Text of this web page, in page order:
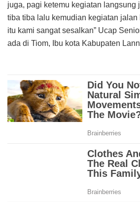
juga, pagi ketemu kegiatan langsung
tiba tiba lalu kemudian kegiatan jalan
itu kami sangat sesalkan” Ucap
ada di Tiom, Ibu kota Kabupaten